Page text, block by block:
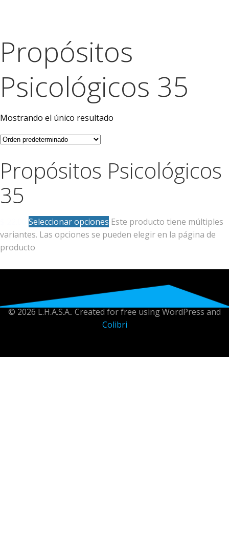
Propósitos
Psicológicos 35
Mostrando el único resultado
Propósitos Psicológicos
35
Seleccionar opciones Este producto tiene múltiples
variantes. Las opciones se pueden elegir en la página de
producto
© 2026 L.H.A.S.A.. Created for free using WordPress and
Colibri